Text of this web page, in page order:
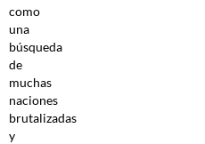
como
una
búsqueda
de
muchas
naciones
brutalizadas
y